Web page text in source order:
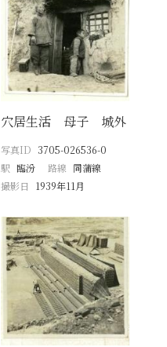
穴居生活 母子 城外
写真ID 3705-026536-0
駅 臨汾 路線 同蒲線
撮影日
1939年11月